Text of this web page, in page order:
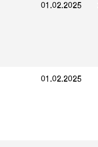
01.02.2025
01.02.2025